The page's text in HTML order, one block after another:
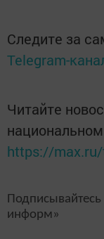
Следите за
Telegram-
Читайте
https://
информ»